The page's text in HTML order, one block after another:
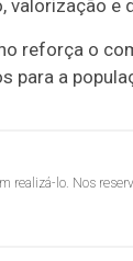
e
reforça o
para a
realizá-lo. Nos